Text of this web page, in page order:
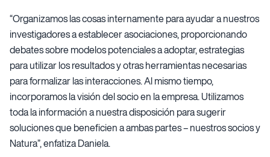
“Organizamos las cosas internamente para ayudar a nuestros
investigadores a establecer asociaciones, proporcionando
debates sobre modelos potenciales a adoptar, estrategias
para utilizar los resultados y otras herramientas necesarias
para formalizar las interacciones. Al mismo tiempo,
incorporamos la visión del socio en la empresa. Utilizamos
toda la información a nuestra disposición para sugerir
soluciones que beneficien a ambas partes – nuestros socios y
Natura”, enfatiza Daniela.